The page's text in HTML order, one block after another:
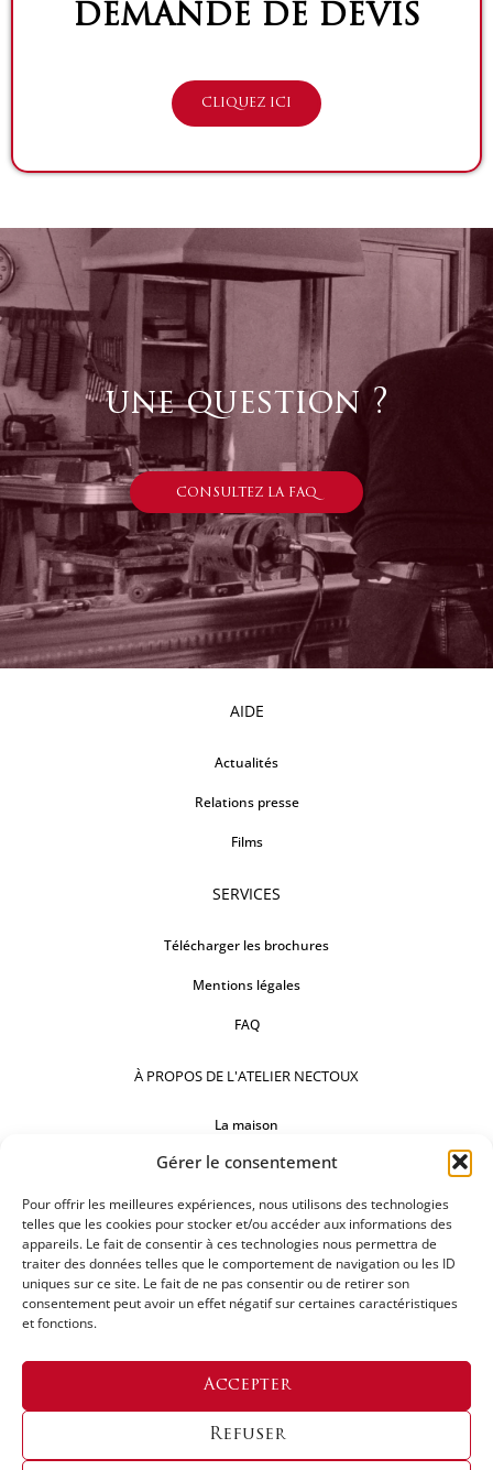
Gérer le consentement
Pour offrir les meilleures expériences, nous utilisons des technologies
telles que les cookies pour stocker et/ou accéder aux informations des
appareils. Le fait de consentir à ces technologies nous permettra de
traiter des données telles que le comportement de navigation ou les ID
uniques sur ce site. Le fait de ne pas consentir ou de retirer son
consentement peut avoir un effet négatif sur certaines caractéristiques
et fonctions.
Accepter
Refuser
DEMANDE DE DEVIS
CLIQUEZ ICI
une question ?
CONSULTEZ LA FAQ
AIDE
Actualités
Relations presse
Films
SERVICES
Télécharger les brochures
Mentions légales
FAQ
À PROPOS DE L'ATELIER NECTOUX
La maison
Comptoirs
Nos réalisations
SUIVEZ-NOUS
DEMANDEZ UN DEVIS